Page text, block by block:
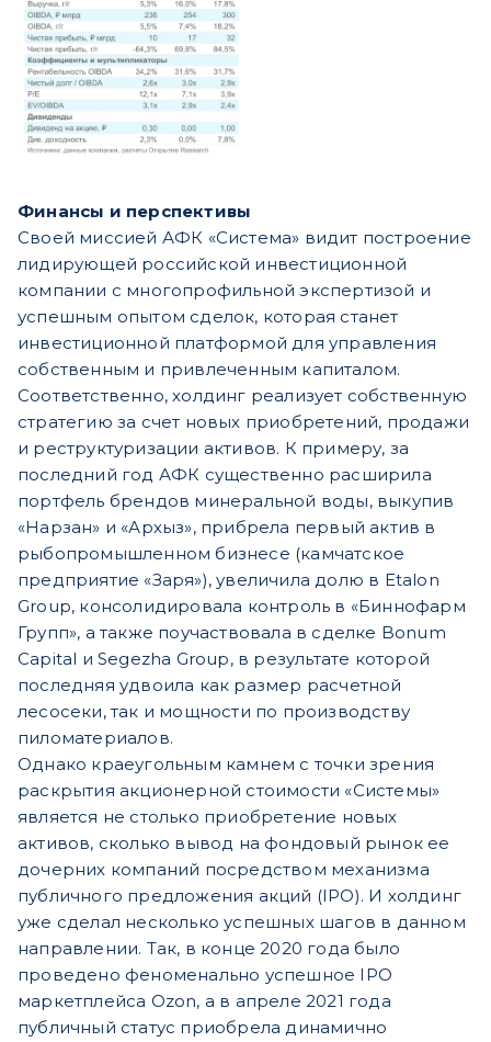
Финансы и перспективы
Своей миссией АФК «Система» видит построение
лидирующей российской инвестиционной
компании с многопрофильной экспертизой и
успешным опытом сделок, которая станет
инвестиционной платформойдля управления
собственным и привлеченным капиталом.
Соответственно, холдинг реализует собственную
стратегию за счет новых приобретений, продажи
и реструктуризации активов. К примеру, за
последний год АФК существенно расширила
портфель брендов минеральной воды, выкупив
«Нарзан» и «Архыз», прибрела первый актив в
рыбопромышленном бизнесе (камчатское
предприятие «Заря»), увеличила долю в Etalon
Group, консолидировала контроль в «Биннофарм
Групп», а также поучаствовала в сделке Bonum
Capital и Segezha Group, в результате которой
последняя удвоила как размер расчетной
лесосеки, так и мощности по производству
пиломатериалов.
Однако краеугольным камнем с точки зрения
раскрытия акционерной стоимости «Системы»
является не столько приобретение новых
активов, сколько вывод на фондовый рынок ее
дочерних компаний посредством механизма
публичного предложения акций (IPO). И холдинг
уже сделал несколько успешных шагов в данном
направлении. Так, в конце 2020 года было
проведено феноменально успешное IPO
маркетплейса Ozon, а в апреле 2021 года
публичный статус приобрела динамично